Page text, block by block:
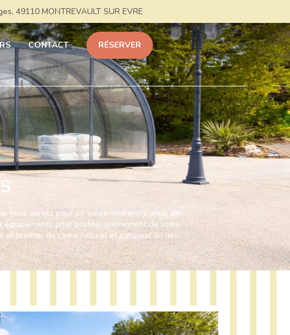
49110 MONTREVAULT SUR EVRE
CONTACT RÉSERVER
vous veniez pour un week-end entre amis, des
équipements pour profiter pleinement de votre
et profiter du cadre naturel et convivial du lieu.